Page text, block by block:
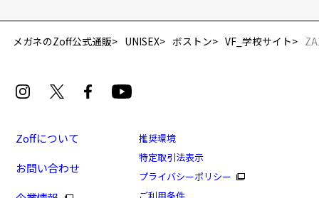
メガネのZoff公式通販 UNISEX ボストン VF_学校サイト
Zoffについて
お問い合わせ
推奨環境
特定取引法表示
プライバシーポリシー
ご利用条件